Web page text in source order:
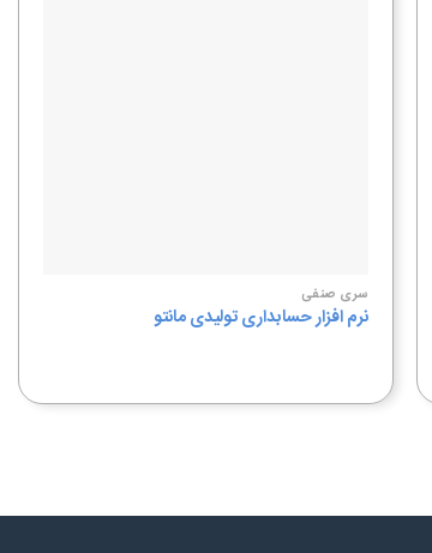
سری صنفی
نرم افزار حسابداری تولیدی مانتو